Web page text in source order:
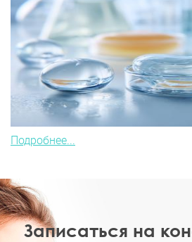
Подробнее...
Записаться на